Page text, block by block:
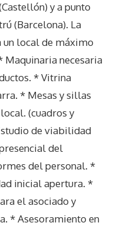
y a punto
(Barcelona). La
un local de máximo
Maquinaria necesaria
* Vitrina
* Mesas y sillas
(cuadros y
de viabilidad
del
del personal. *
inicial apertura. *
el asociado y
* Asesoramiento en